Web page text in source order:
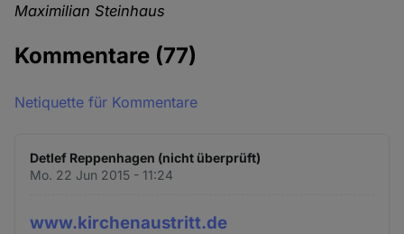
Maximilian Steinhaus
Kommentare (77)
Netiquette für Kommentare
Detlef Reppenhagen (nicht überprüft)
Mo. 22 Jun 2015 - 11:24
www.kirchenaustritt.de